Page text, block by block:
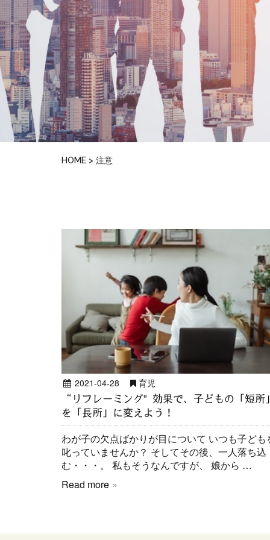
HOME > 注意
2021-04-28 育児
“リフレーミング” 効果で、子どもの「短所
を「長所」に変えよう！
わが子の欠点ばかりが目について いつも子ども
叱っていませんか？ そしてその後、一人落ち込
む・・・。 私もそうなんですが、 娘から …
Read more